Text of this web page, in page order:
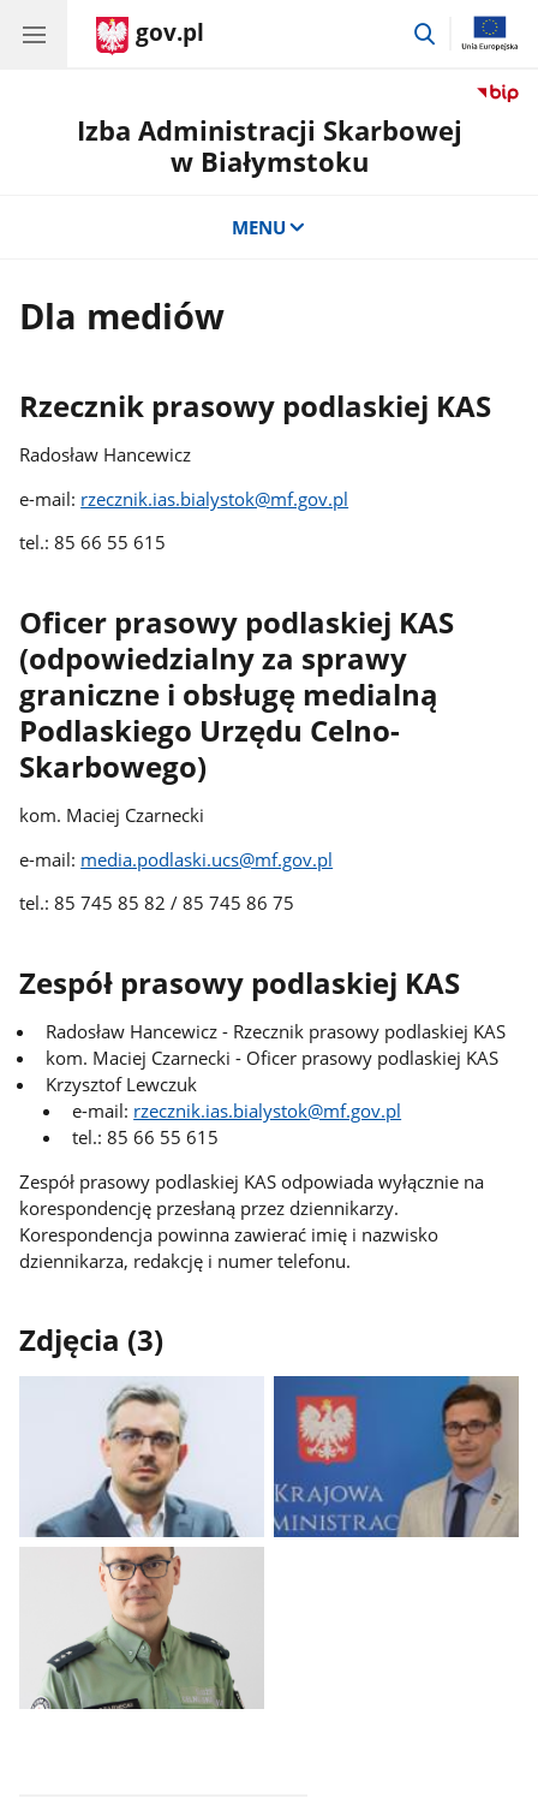
gov.pl
przejdź
Izba Administracji Skarbowej
w Białymstoku
MENU
Dla mediów
Rzecznik prasowy podlaskiej KAS
Radosław Hancewicz
e-mail: rzecznik.ias.bialystok@mf.gov.pl
tel.: 85 66 55 615
Oficer prasowy podlaskiej KAS
(odpowiedzialny za sprawy
graniczne i obsługę medialną
Podlaskiego Urzędu Celno-
Skarbowego)
kom. Maciej Czarnecki
e-mail: media.podlaski.ucs@mf.gov.pl
tel.: 85 745 85 82 / 85 745 86 75
Zespół prasowy podlaskiej KAS
Radosław Hancewicz - Rzecznik prasowy podlaskiej KAS
kom. Maciej Czarnecki - Oficer prasowy podlaskiej KAS
Krzysztof Lewczuk
e-mail: rzecznik.ias.bialystok@mf.gov.pl
tel.: 85 66 55 615
Zespół prasowy podlaskiej KAS odpowiada wyłącznie na
korespondencję przesłaną przez dziennikarzy.
Korespondencja powinna zawierać imię i nazwisko
dziennikarza, redakcję i numer telefonu.
Zdjęcia (3)
Pokaż
galerii.